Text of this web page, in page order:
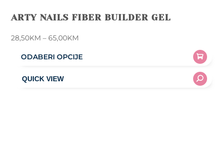
ARTY NAILS FIBER BUILDER GEL
28,50KM – 65,00KM
ODABERI OPCIJE
product